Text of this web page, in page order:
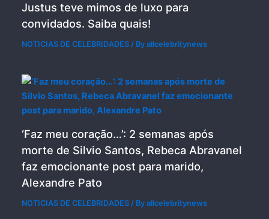
Justus teve mimos de luxo para
convidados. Saiba quais!
NOTICIAS DE CELEBRIDADES / Byallcelebritynews
‘Faz meu coração…’: 2 semanas após
morte de Silvio Santos, Rebeca Abravanel
faz emocionante post para marido,
Alexandre Pato
NOTICIAS DE CELEBRIDADES / Byallcelebritynews